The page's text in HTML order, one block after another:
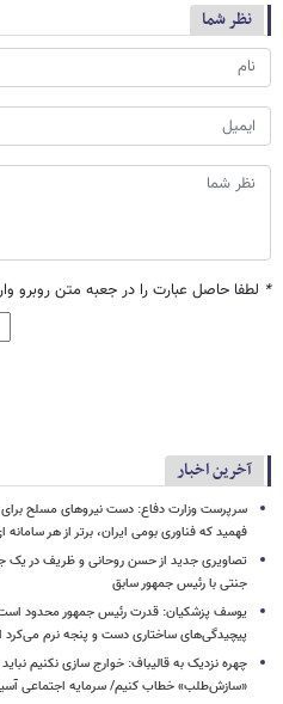
نظر شما
* لطفا حاصل عبارت را در جعبه متن روبرو
آخرین اخبار
سرپرست وزارت دفاع: دست نیروهای مسلح
فهمید که فناوری بومی ایران، برتر از هر
تصاویری جدید از حسن روحانی و ظریف در
جنتی با رئیس جمهور سابق
یوسف پزشکیان: قدرت رئیس‌ جمهور محدود
پیچیدگی‌های ساختاری دست و پنجه نرم می‌کرد
چهره نزدیک به قالیباف: خوارج سازی نکنیم
«سازش‌طلب» خطاب کنیم/ سرمایه اجتماعی